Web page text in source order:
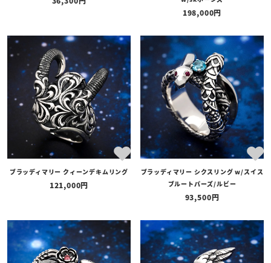
198,000
ブラッディマリー クィーンデキムリング
121,000
ブラッディマリー シクスリング w/スイス
ブルートパーズ/ルビー
93,500